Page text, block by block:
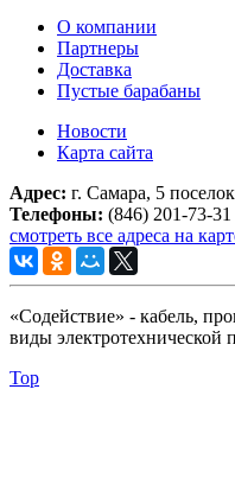
О компании
Партнеры
Доставка
Пустые барабаны
Новости
Карта сайта
Адрес: г. Самара, 5
Телефоны: (846) 201-73-31
смотреть все адреса на
«Содействие» - кабель,
виды электротехнической
Top